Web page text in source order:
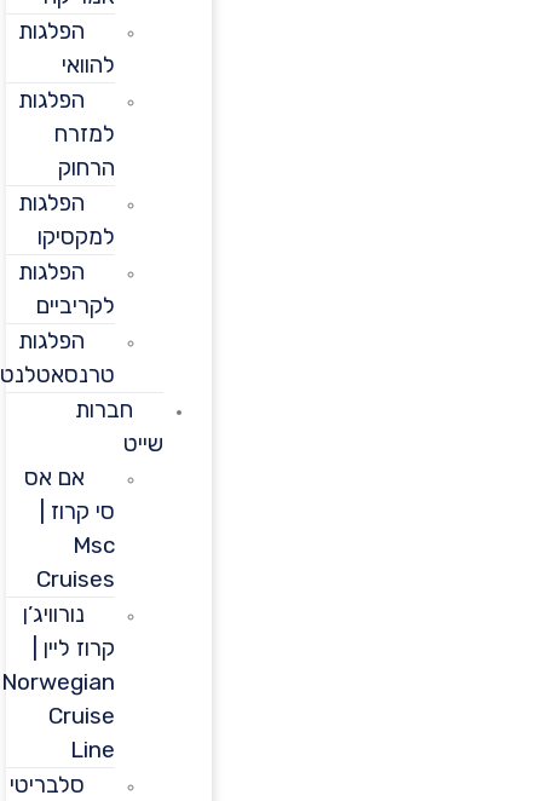
הפלגות
הפלגות
למזרח
הרחוק
הפלגות
למקסיקו
הפלגות
לקריביים
הפלגות
טרנסאטלנטיות
חברות
אם אס
סי קרוז |
Cruises
נורוויג’ן
קרוז ליין |
Norwegian
Cruise
סלבריטי